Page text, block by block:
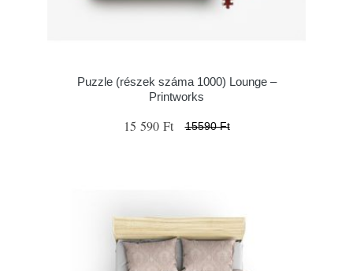
Puzzle (részek száma 1000) Lounge –
Printworks
15 590 Ft 15590 Ft